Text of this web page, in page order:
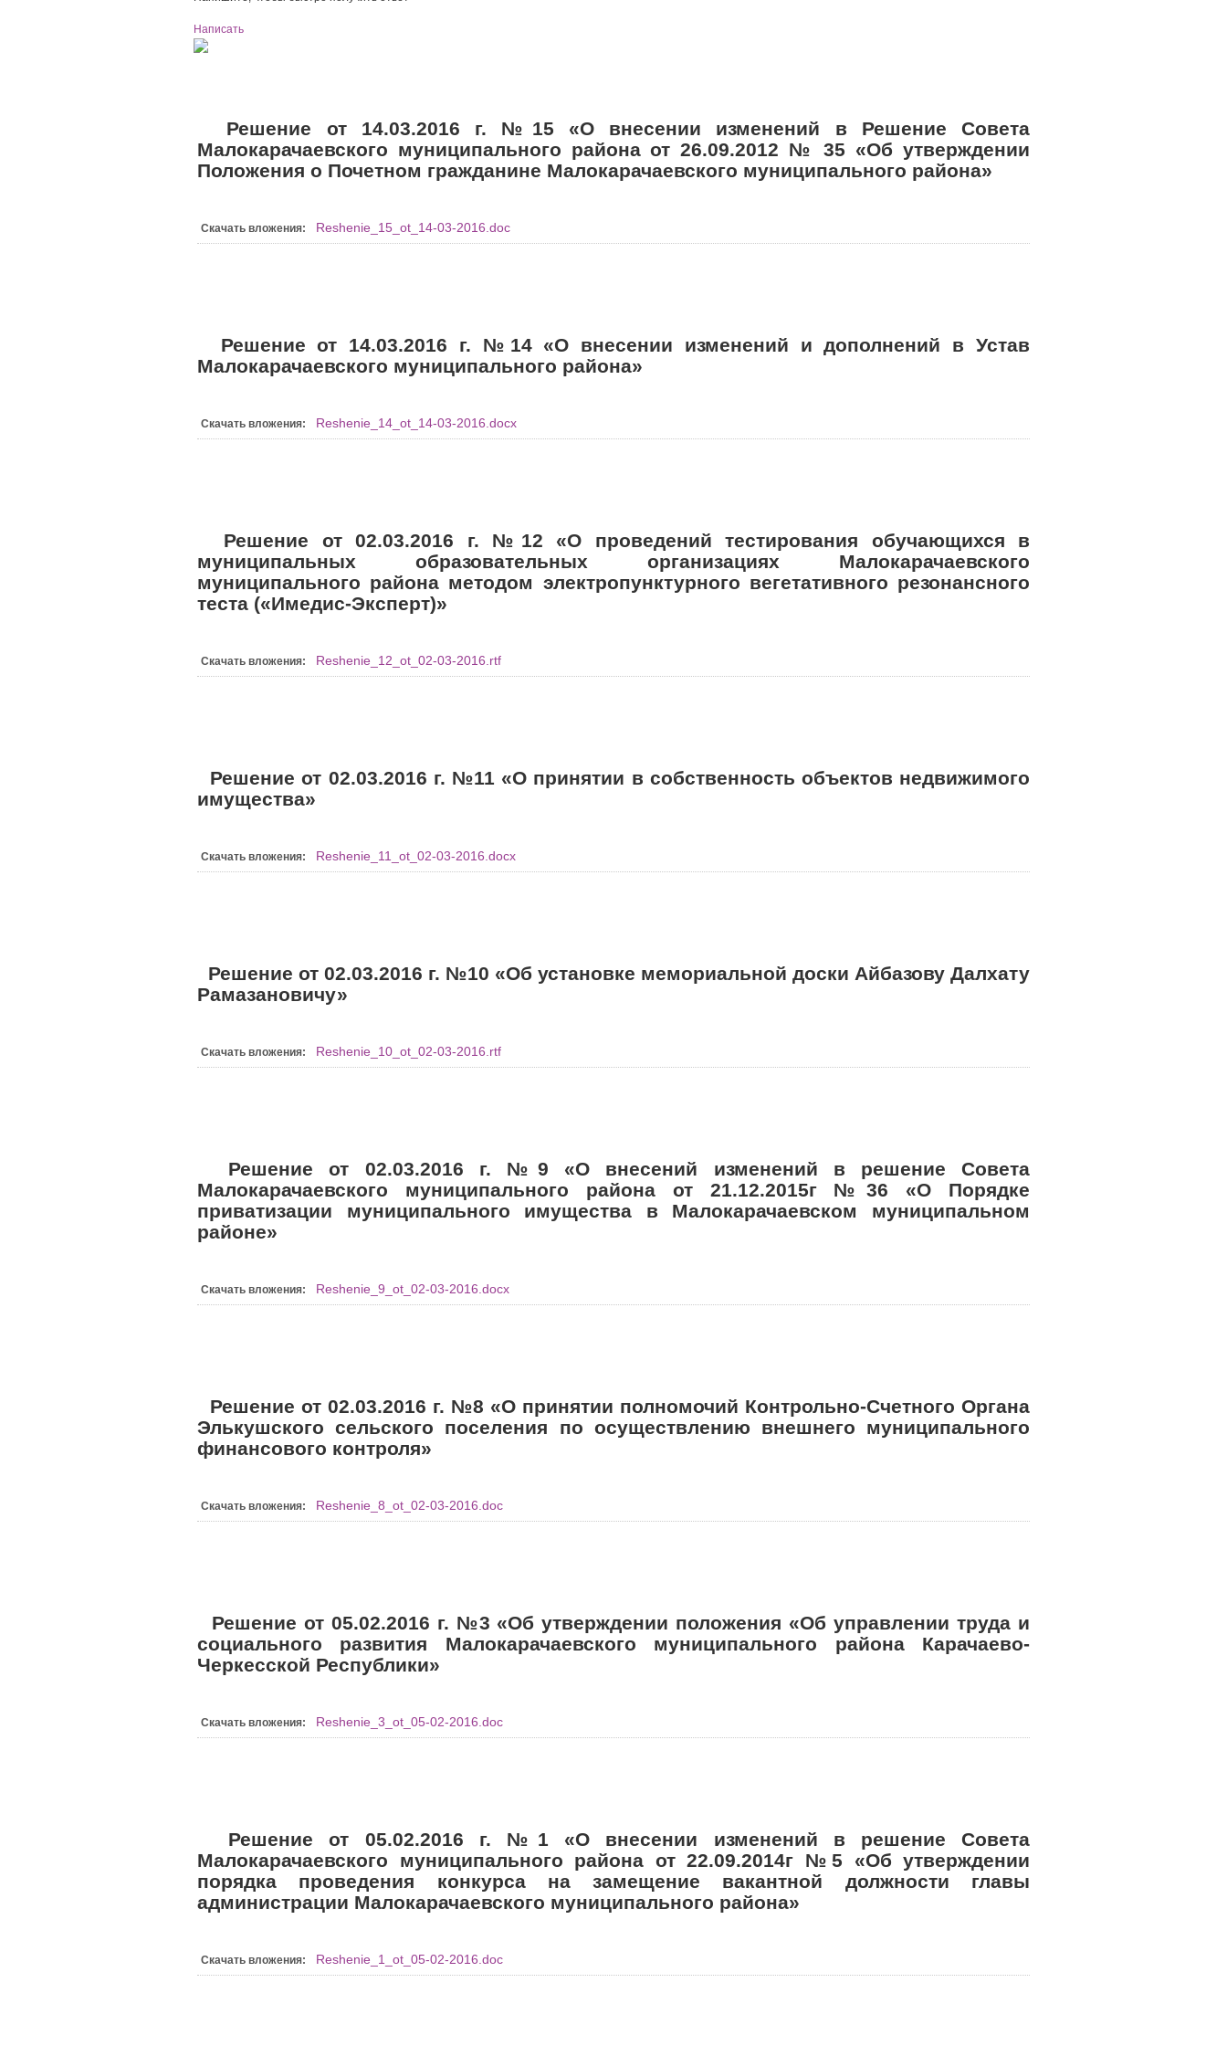
Написать
Решение от 14.03.2016 г. №15 «О внесении изменений в Решение Совета
Малокарачаевского муниципального района от 26.09.2012 № 35 «Об утверждении
Положения о Почетном гражданине Малокарачаевского муниципального района»
Скачать вложения: Reshenie_15_ot_14-03-2016.doc
Решение от 14.03.2016 г. №14 «О внесении изменений и дополнений в Устав
Малокарачаевского муниципального района»
Скачать вложения: Reshenie_14_ot_14-03-2016.docx
Решение от 02.03.2016 г. №12 «О проведений тестирования обучающихся в
муниципальных образовательных организациях Малокарачаевского
муниципального района методом электропунктурного вегетативного резонансного
теста («Имедис-Эксперт)»
Скачать вложения: Reshenie_12_ot_02-03-2016.rtf
Решение от 02.03.2016 г. №11 «О принятии в собственность объектов недвижимого
имущества»
Скачать вложения: Reshenie_11_ot_02-03-2016.docx
Решение от 02.03.2016 г. №10 «Об установке мемориальной доски Айбазову Далхату
Рамазановичу»
Скачать вложения: Reshenie_10_ot_02-03-2016.rtf
Решение от 02.03.2016 г. №9 «О внесений изменений в решение Совета
Малокарачаевского муниципального района от 21.12.2015г №36 «О Порядке
приватизации муниципального имущества в Малокарачаевском муниципальном
районе»
Скачать вложения: Reshenie_9_ot_02-03-2016.docx
Решение от 02.03.2016 г. №8 «О принятии полномочий Контрольно-Счетного Органа
Элькушского сельского поселения по осуществлению внешнего муниципального
финансового контроля»
Скачать вложения: Reshenie_8_ot_02-03-2016.doc
Решение от 05.02.2016 г. №3 «Об утверждении положения «Об управлении труда и
социального развития Малокарачаевского муниципального района Карачаево-
Черкесской Республики»
Скачать вложения: Reshenie_3_ot_05-02-2016.doc
Решение от 05.02.2016 г. №1 «О внесении изменений в решение Совета
Малокарачаевского муниципального района от 22.09.2014г №5 «Об утверждении
порядка проведения конкурса на замещение вакантной должности главы
администрации Малокарачаевского муниципального района»
Скачать вложения: Reshenie_1_ot_05-02-2016.doc